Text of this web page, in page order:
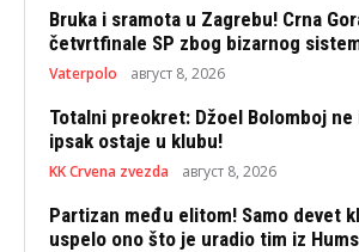
Bruka i sramota u Zagrebu! Crna
četvrtfinale SP zbog bizarnog
Vaterpolo август 8, 2026
Totalni preokret: Džoel Bolomboj
ipsak ostaje u klubu!
KK Crvena zvezda август 8, 2026
Partizan među elitom! Samo devet
uspelo ono što je uradio tim iz